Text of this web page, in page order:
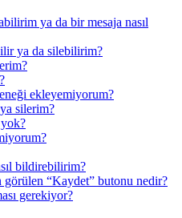
ya da bir mesaja nasıl
ya da silebilirim?
ekleyemiyorum?
silerim?
bildirebilirim?
görülen “Kaydet” butonu nedir?
gerekiyor?